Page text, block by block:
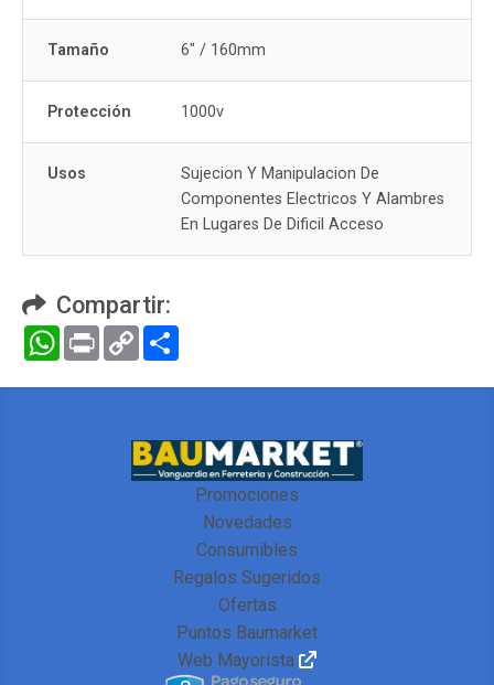
Tamaño 6" / 160mm
Protección 1000v
Usos
Sujecion Y Manipulacion De
Componentes Electricos Y Alambres
En Lugares De Dificil Acceso
Compartir:
WhatsApp
Print Copy
Link
Promociones
Novedades
Consumibles
Regalos Sugeridos
Ofertas
Puntos Baumarket
Web Mayorista